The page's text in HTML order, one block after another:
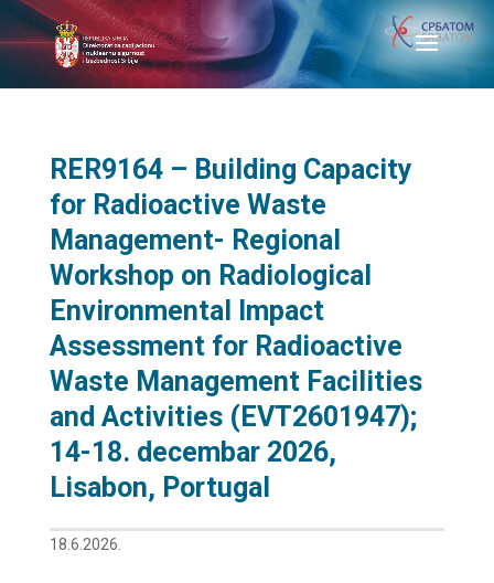
RER9164 – Building Capacity
for Radioactive Waste
Management- Regional
Workshop on Radiological
Environmental Impact
Assessment for Radioactive
Waste Management Facilities
and Activities (EVT2601947);
14-18. decembar 2026,
Lisabon, Portugal
18.6.2026.